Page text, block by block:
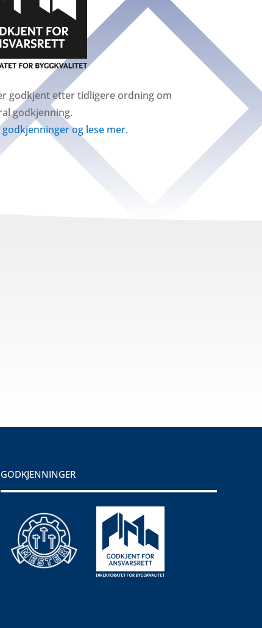
godkjent etter tidligere ordning om
godkjenning.
og lese mer.
GODKJENNINGER